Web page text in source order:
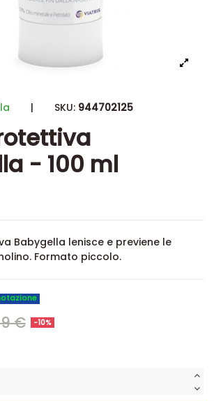
| SKU: 944702125
- 100 ml
Babygella lenisce e previene le
Formato piccolo.
€ -10%